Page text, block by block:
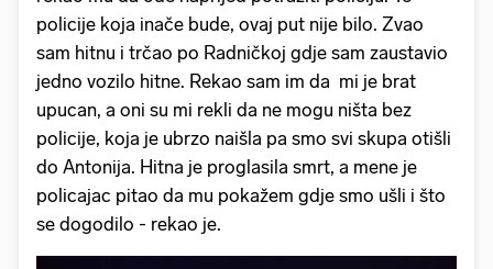
policije koja inače bude, ovaj put nije bilo. Zvao
sam hitnu i trčao po Radničkoj gdje sam zaustavio
jedno vozilo hitne. Rekao sam im da mi je brat
upucan, a oni su mi rekli da ne mogu ništa bez
policije, koja je ubrzo naišla pa smo svi skupa otišli
do Antonija. Hitna je proglasila smrt, a mene je
policajac pitao da mu pokažem gdje smo ušli i što
se dogodilo - rekao je.